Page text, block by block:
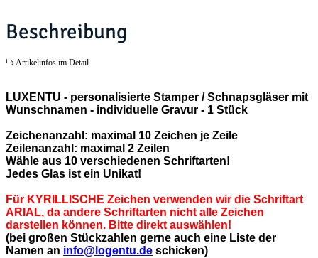
Beschreibung
Artikelinfos im Detail
LUXENTU - personalisierte Stamper / Schnapsgläser mit
Wunschnamen - individuelle Gravur - 1 Stück
Zeichenanzahl: maximal 10 Zeichen je Zeile
Zeilenanzahl: maximal 2 Zeilen
Wähle aus 10 verschiedenen Schriftarten!
Jedes Glas ist ein Unikat!
Für KYRILLISCHE Zeichen verwenden wir die Schriftart
ARIAL, da andere Schriftarten nicht alle Zeichen
darstellen können. Bitte direkt auswählen!
(bei großen Stückzahlen gerne auch eine Liste der
Namen an info@logentu.de schicken)